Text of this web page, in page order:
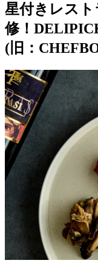
星付きレス
修！
(旧：